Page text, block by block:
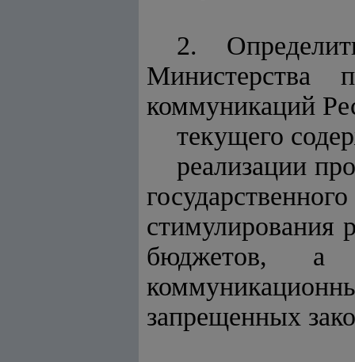
2.
Министерства
коммуникаций
текущего
реализации
стимулирования
бюджетов, а
запрещенных